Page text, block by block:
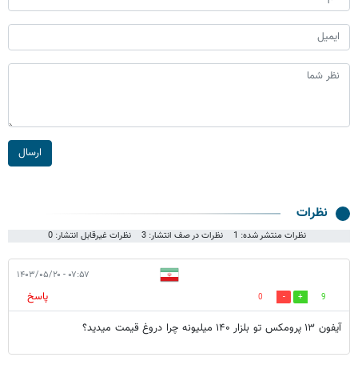
ارسال
نظرات
نظرات منتشر شده: 1 نظرات در صف انتشار: 3 نظرات غیرقابل انتشار: 0
۰۷:۵۷ - ۱۴۰۳/۰۵/۲۰
9
0
پاسخ
آیفون ۱۳ پرومکس تو بلزار ۱۴۰ میلیونه چرا دروغ قیمت میدید؟